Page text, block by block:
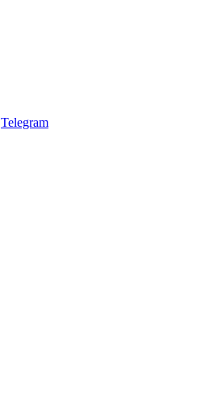
Telegram